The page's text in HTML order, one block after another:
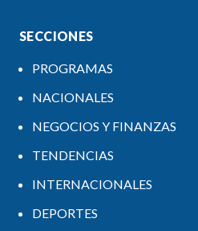
SECCIONES
PROGRAMAS
NACIONALES
NEGOCIOS Y FINANZAS
TENDENCIAS
INTERNACIONALES
DEPORTES